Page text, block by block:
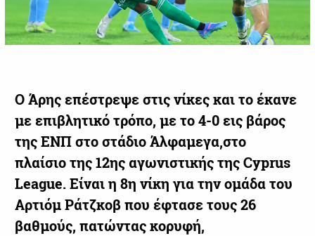
Ο Άρης επέστρεψε στις νίκες και το έκανε
με επιβλητικό τρόπο, με το 4-0 εις βάρος
της ΕΝΠ στο στάδιο Άλφαμεγα,στο
πλαίσιο της 12ης αγωνιστικής της Cyprus
League. Είναι η 8η νίκη για την ομάδα του
Αρτιόμ Ράτζκοβ που έφτασε τους 26
βαθμούς, πατώντας κορυφή,